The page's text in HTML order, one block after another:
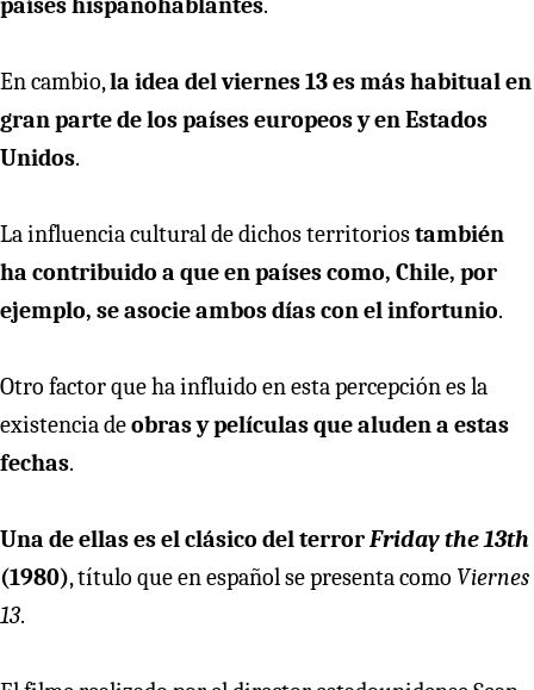
En cambio,la idea del viernes 13 es más habitual en
gran parte de los países europeos y en Estados
Unidos.
La influencia cultural de dichos territoriostambién
ha contribuido a que en países como, Chile, por
ejemplo, se asocie ambos días con el infortunio.
Otro factor que ha influido en esta percepción es la
existencia deobras y películas que aluden a estas
fechas.
Una de ellas es el clásico del terrorFriday the 13th
(1980), título que en español se presenta como Viernes
13.